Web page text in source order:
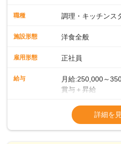
うな流れ作業ではなく、一人ひと
できます。また、20代・30代の
大きな特徴です。 ◆ライブキッ
ンを極めたベテラン。朝食・ラン
きたてパンをメインとしたビュ
あり、お客様との距離が近い臨
けでなく演出スキルも身につけ
職種 調理・キッチンス
施設形態 洋食全般
雇用形態 正社員
給与
月給:250,000～
賞与＋昇給
※試用期間 3ヶ月
※固定残業代15時
詳細を